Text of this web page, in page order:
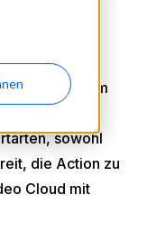
mit virtuellem
sowohl
die Action zu
Cloud mit